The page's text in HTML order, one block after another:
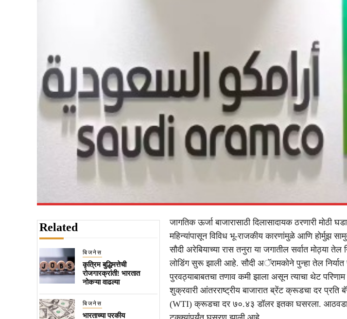
Related
बिजनेस
कृत्रिम बुद्धिमत्तेची
रोजगारक्रांती! भारतात
नोकऱ्या वाढल्या
बिजनेस
भारताच्या परकीय
जागतिक ऊर्जा बाजारासाठी दिलासादायक ठरणारी मोठी
महिन्यांपासून विविध भू-राजकीय कारणांमुळे आणि होर्मुझ
सौदी अरेबियाच्या रास तनुरा या जगातील सर्वात मोठ्या तेल
लोडिंग सुरू झाली आहे. सौदी अॅरामकोने पुन्हा तेल
पुरवठ्याबाबतचा तणाव कमी झाला असून त्याचा थेट
शुक्रवारी आंतरराष्ट्रीय बाजारात ब्रेंट क्रूडचा दर
(WTI) क्रूडचा दर ७०.४३ डॉलर इतका घसरला.